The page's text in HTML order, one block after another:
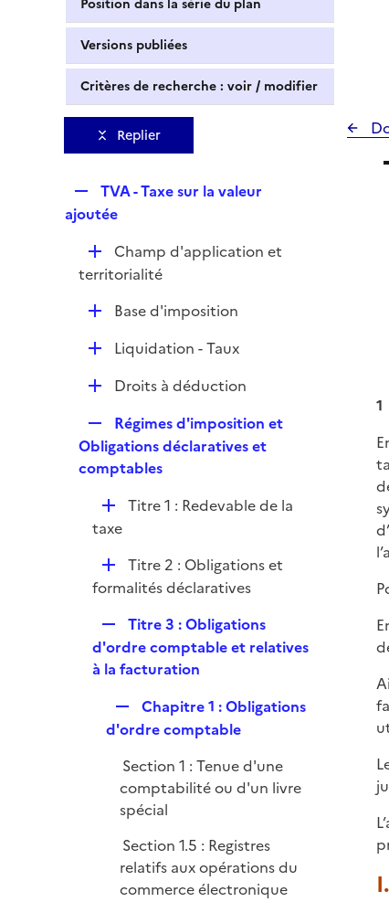
Position dans la série du plan
Versions publiées
Critères de recherche : voir / modifier
Replier
e
l
i
e
r
TVA - Taxe sur la valeur
ajoutée
D
é
Champ d'application et
territorialité
D
r
Base d'imposition
D
i
e
r
Liquidation - Taux
D
l
i
e
r
Droits à déduction
e
p
i
e
r
Régimes d'imposition et
Obligations déclaratives et
comptables
D
é
i
Titre 1 : Redevable de la
taxe
D
é
i
e
Titre 2 : Obligations et
formalités déclaratives
e
p
i
e
Titre 3 : Obligations
d'ordre comptable et relatives
à la facturation
e
l
i
e
Chapitre 1 : Obligations
d'ordre comptable
Section 1 : Tenue d'une
comptabilité ou d'un livre
spécial
Section 1.5 : Registres
relatifs aux opérations du
commerce électronique
1